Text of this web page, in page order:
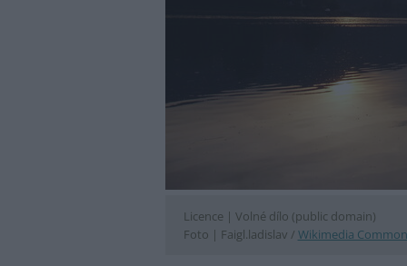
Licence | Volné dílo (public domain)
Foto | Faigl.ladislav / Wikimedia